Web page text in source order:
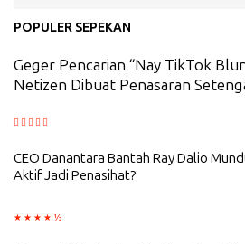
POPULER SEPEKAN
Geger Pencarian “Nay TikTok
Netizen Dibuat Penasaran
CEO Danantara Bantah Ray Dalio
Aktif Jadi Penasihat?